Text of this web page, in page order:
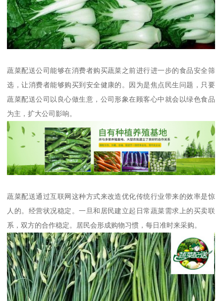
蔬菜配送公司能够在消费者购买蔬菜之前进行进一步的食品安全筛
选，让消费者能够购买到安全健康的。因为是焦点民生问题，只要
蔬菜配送公司以良心做生意，公司形象在顾客心中就会以绿色食品
为主，扩大公司影响。
蔬菜配送通过互联网这种方式来改造优化传统行业带来的效率是惊
人的。经营状况稳定。一旦和居民建立起日常蔬菜需求上的买卖联
系，双方的合作稳定。居民会形成购物习惯，每日准时来采购。